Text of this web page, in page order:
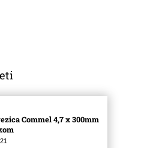
Commel 4,7 x 300mm